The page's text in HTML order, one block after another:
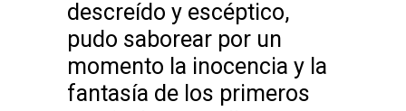
descreído y escéptico,
pudo saborear por un
momento la inocencia y la
fantasía de los primeros